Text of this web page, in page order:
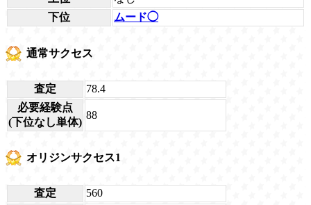
下位
ムード◯
通常サクセス
査定
78.4
必要経験点
(下位なし単体)
88
オリジンサクセス1
査定
560